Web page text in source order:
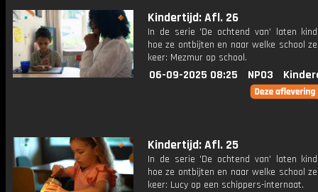
Kindertijd: Afl. 26
In de serie 'De ochtend van' laten
hoe ze ontbijten en naar welke school
keer: Mezmur op school.
06-09-2025 08:25 NPO3
Kindertijd: Afl. 25
In de serie 'De ochtend van' laten
hoe ze ontbijten en naar welke school
keer: Lucy op een schippers-internaat.